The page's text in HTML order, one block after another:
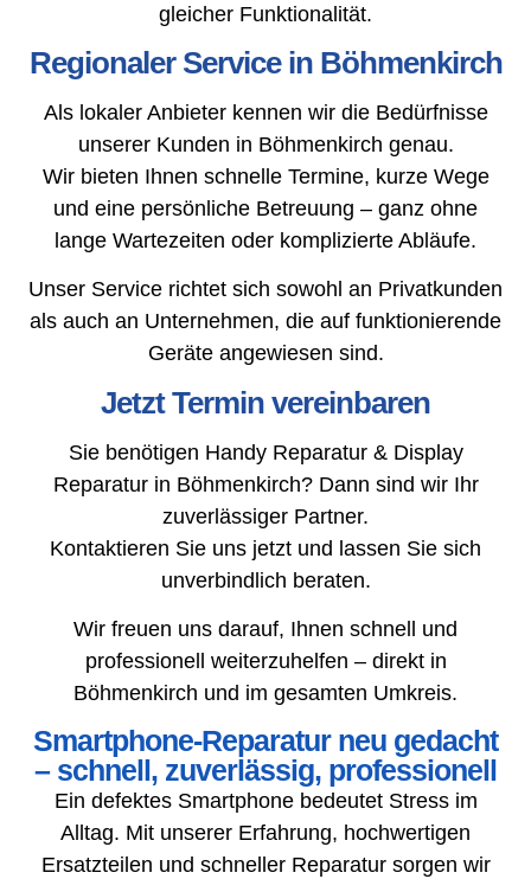
gleicher Funktionalität.
Regionaler Service in Böhmenkirch
Als lokaler Anbieter kennen wir die Bedürfnisse
unserer Kunden in Böhmenkirch genau.
Wir bieten Ihnen schnelle Termine, kurze Wege
und eine persönliche Betreuung – ganz ohne
lange Wartezeiten oder komplizierte Abläufe.
Unser Service richtet sich sowohl an Privatkunden
als auch an Unternehmen, die auf funktionierende
Geräte angewiesen sind.
Jetzt Termin vereinbaren
Sie benötigen Handy Reparatur & Display
Reparatur in Böhmenkirch? Dann sind wir Ihr
zuverlässiger Partner.
Kontaktieren Sie uns jetzt und lassen Sie sich
unverbindlich beraten.
Wir freuen uns darauf, Ihnen schnell und
professionell weiterzuhelfen – direkt in
Böhmenkirch und im gesamten Umkreis.
Smartphone-Reparatur neu gedacht
– schnell, zuverlässig, professionell
Ein defektes Smartphone bedeutet Stress im
Alltag. Mit unserer Erfahrung, hochwertigen
Ersatzteilen und schneller Reparatur sorgen wir